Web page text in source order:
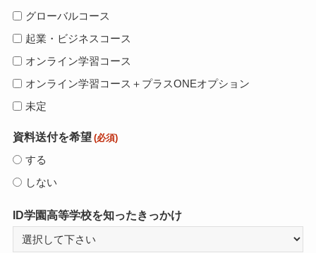
グローバルコース
起業・ビジネスコース
オンライン学習コース
オンライン学習コース＋プラスONEオプション
未定
資料送付を希望 (必須)
する
しない
ID学園高等学校を知ったきっかけ